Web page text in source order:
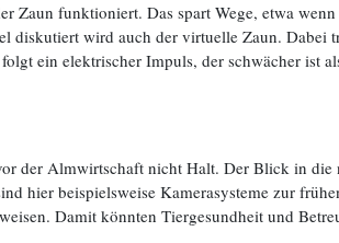
funktioniert. Das spart Wege, etwa
diskutiert wird auch der virtuelle Zaun. Dabei
ein elektrischer Impuls, der schwächer ist
der Almwirtschaft nicht Halt. Der Blick in
hier beispielsweise Kamerasysteme zur
Damit könnten Tiergesundheit und